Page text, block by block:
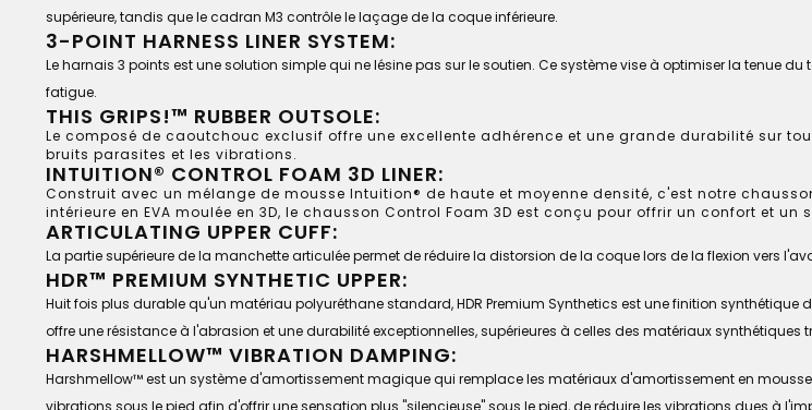
supérieure, tandis que le cadran M3 contrôle le laçage de la coque inférieure.
3-POINT HARNESS LINER SYSTEM:
Le harnais 3 points est une solution simple qui ne lésine pas sur le soutien. Ce système vise à optimiser la tenue
fatigue.
THIS GRIPS!™ RUBBER OUTSOLE:
Le composé de caoutchouc exclusif offre une excellente adhérence et une grande durabilité sur
bruits parasites et les vibrations.
INTUITION® CONTROL FOAM 3D LINER:
Construit avec un mélange de mousse Intuition® de haute et moyenne densité, c'est notre
intérieure en EVA moulée en 3D, le chausson Control Foam 3D est conçu pour offrir un confort et
ARTICULATING UPPER CUFF:
La partie supérieure de la manchette articulée permet de réduire la distorsion de la coque lors de la flexion vers
HDR™ PREMIUM SYNTHETIC UPPER:
Huit fois plus durable qu'un matériau polyuréthane standard, HDR Premium Synthetics est une finition
offre une résistance à l'abrasion et une durabilité exceptionnelles, supérieures à celles des matériaux synthétiques
HARSHMELLOW™ VIBRATION DAMPING:
Harshmellow™ est un système d'amortissement magique qui remplace les matériaux d'amortissement en
vibrations sous le pied afin d'offrir une sensation plus "silencieuse" sous le pied, de réduire les vibrations dues à